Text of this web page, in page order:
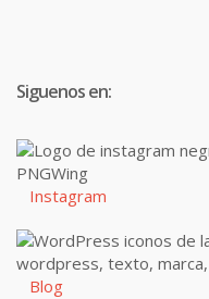
Siguenos en:
Instagram
Blog